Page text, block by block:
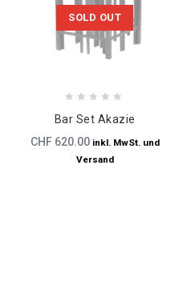
SOLD OUT
out
of
Bar Set Akazie
CHF620.00 inkl. MwSt. und
Versand